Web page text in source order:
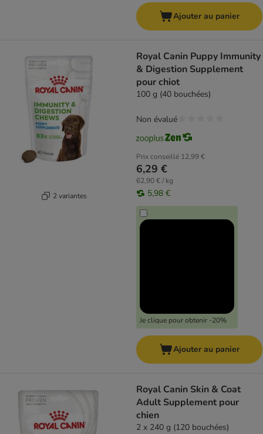
Ajouter au panier
2 variantes
Royal Canin Puppy Immunity
& Digestion Supplement
pour chiot
100 g (40 bouchées)
Prix conseillé 12,99 €
6,29 €
62,90 € / kg
5,98 €
Je clique pour obtenir -20%
Non évalué
Ajouter au panier
Royal Canin Skin & Coat
Adult Supplement pour
chien
2 x 240 g (120 bouchées)